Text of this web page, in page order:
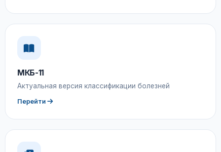
МКБ-11
Актуальная версия классификации болезней
Перейти